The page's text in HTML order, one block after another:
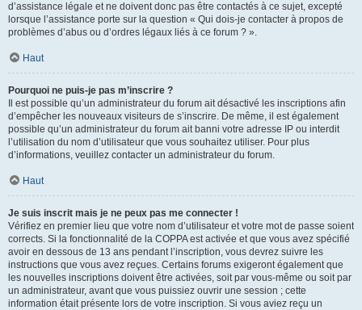
d’assistance légale et ne doivent donc pas être contactés à ce sujet, excepté
lorsque l’assistance porte sur la question « Qui dois-je contacter à propos de
problèmes d’abus ou d’ordres légaux liés à ce forum ? ».
Haut
Pourquoi ne puis-je pas m’inscrire ?
Il est possible qu’un administrateur du forum ait désactivé les inscriptions afin
d’empêcher les nouveaux visiteurs de s’inscrire. De même, il est également
possible qu’un administrateur du forum ait banni votre adresse IP ou interdit
l’utilisation du nom d’utilisateur que vous souhaitez utiliser. Pour plus
d’informations, veuillez contacter un administrateur du forum.
Haut
Je suis inscrit mais je ne peux pas me connecter !
Vérifiez en premier lieu que votre nom d’utilisateur et votre mot de passe soient
corrects. Si la fonctionnalité de la COPPA est activée et que vous avez spécifié
avoir en dessous de 13 ans pendant l’inscription, vous devrez suivre les
instructions que vous avez reçues. Certains forums exigeront également que
les nouvelles inscriptions doivent être activées, soit par vous-même ou soit par
un administrateur, avant que vous puissiez ouvrir une session ; cette
information était présente lors de votre inscription. Si vous aviez reçu un